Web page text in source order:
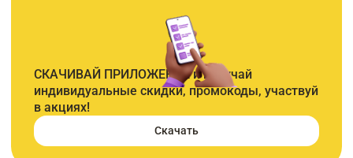
СКАЧИВАЙ ПРИЛОЖЕНИЕ и получай
индивидуальные скидки, промокоды, участвуй
в акциях!
Скачать